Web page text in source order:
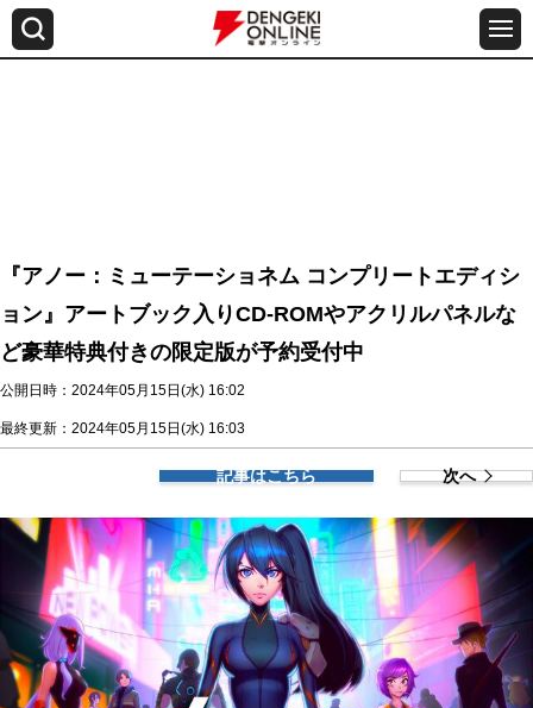
『アノー：ミューテーショネム コンプリートエディシ
ョン』アートブック入りCD-ROMやアクリルパネルな
ど豪華特典付きの限定版が予約受付中
公開日時：2024年05月15日(水) 16:02
最終更新：2024年05月15日(水) 16:03
記事はこちら 次へ